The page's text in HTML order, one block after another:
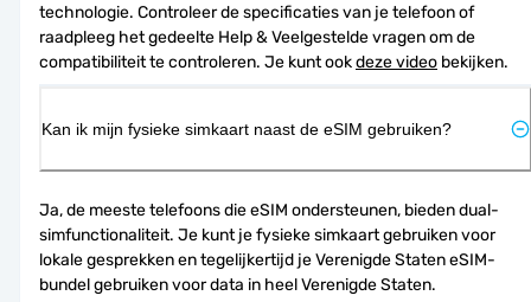
technologie. Controleer de specificaties van je telefoon of
raadpleeg het gedeelte Help & Veelgestelde vragen om de
compatibiliteit te controleren. Je kunt ook deze video bekijken.
Kan ik mijn fysieke simkaart naast de eSIM gebruiken?
Ja, de meeste telefoons die eSIM ondersteunen, bieden dual-
simfunctionaliteit. Je kunt je fysieke simkaart gebruiken voor
lokale gesprekken en tegelijkertijd je Verenigde Staten eSIM-
bundel gebruiken voor data in heel Verenigde Staten.